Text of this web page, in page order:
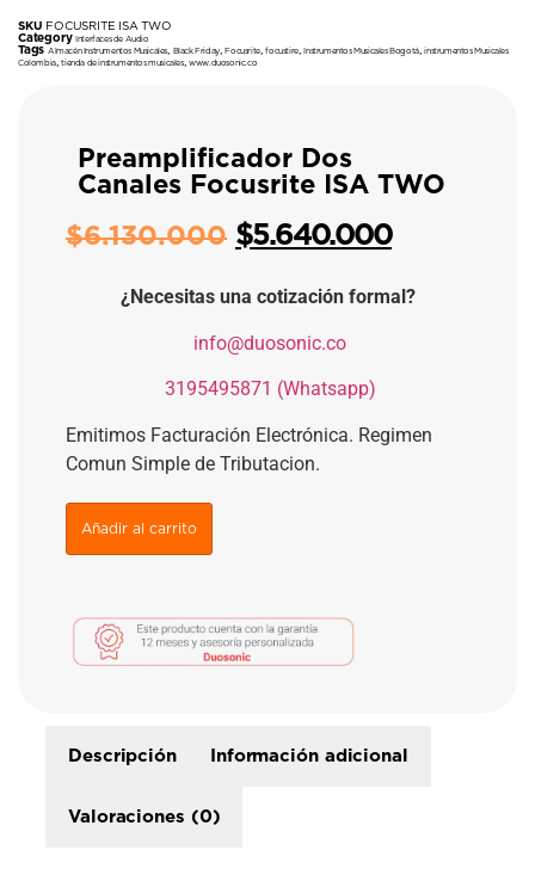
SKU FOCUSRITE ISA TWO
Category
Interfaces de Audio
Tags Almacén Instrumentos Musicales, Black Friday,Focusrite,focustire, Instrumentos Musicales Bogotá,instrumentos Musicales
Colombia,tienda de instrumentos musicales,www.duosonic.co
Preamplificador Dos
Canales Focusrite ISA TWO
$6.130.000 $5.640.000
¿Necesitas una cotización formal?
info@duosonic.co
3195495871 (Whatsapp)
Emitimos Facturación Electrónica. Regimen
Comun Simple de Tributacion.
Añadir al carrito
Descripción Información adicional
Valoraciones (0)